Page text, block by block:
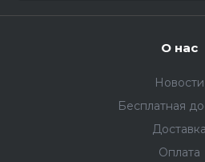
О нас
Новости
Бесплатная
Доставка
Оплата